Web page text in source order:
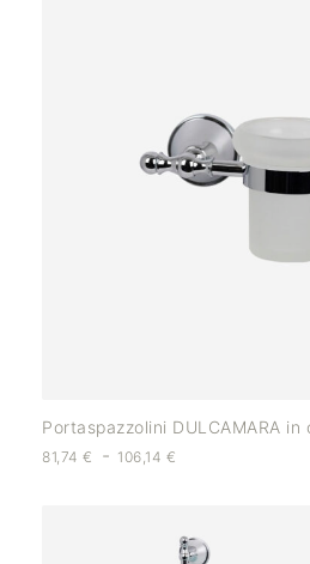
Portaspazzolini DULCAMARA
81,74 € - 106,14 €